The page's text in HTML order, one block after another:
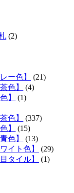
(2)
ー色】
(21)
色】
(4)
】
(1)
色】
(337)
】
(15)
色】
(13)
イト色】
(29)
タイル】
(1)